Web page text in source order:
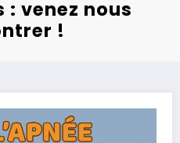
venez nous
!